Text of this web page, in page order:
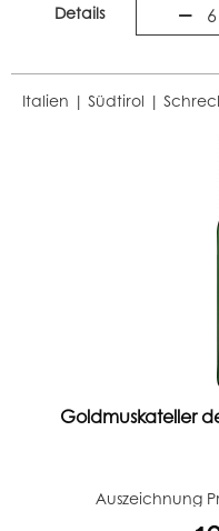
Details 6
Italien | Südtirol |
Goldmuskateller
Auszeichnung